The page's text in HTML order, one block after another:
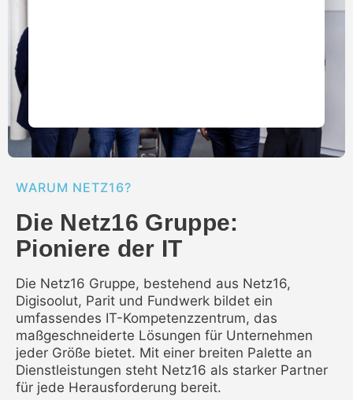
WARUM NETZ16?
Die Netz16 Gruppe:
Pioniere der IT
Die Netz16 Gruppe, bestehend aus Netz16,
Digisoolut, Parit und Fundwerk bildet ein
umfassendes IT-Kompetenzzentrum, das
maßgeschneiderte Lösungen für Unternehmen
jeder Größe bietet. Mit einer breiten Palette an
Dienstleistungen steht Netz16 als starker Partner
für jede Herausforderung bereit.